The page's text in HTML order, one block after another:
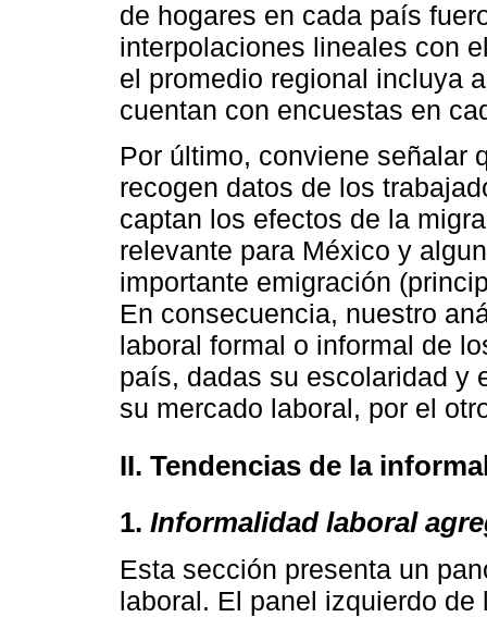
de hogares en cada país
interpolaciones lineales con
el promedio regional incluya
cuentan con encuestas en
Por último, conviene señalar
recogen datos de los
captan los efectos de la
relevante para México y
importante emigración
En consecuencia, nuestro
laboral formal o informal de
país, dadas su escolaridad y
su mercado laboral, por el
II. Tendencias de la
1. Informalidad laboral
Esta sección presenta un
laboral. El panel izquierdo